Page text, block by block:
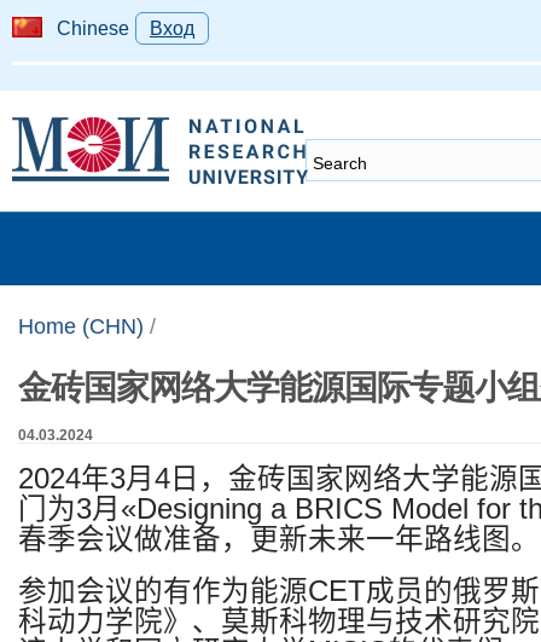
Chinese Вход
Home (CHN) /
金砖国家网络大学能源国际专题小
04.03.2024
2024年3月 4 日 ， 金砖国家网络大学能源
门为3月 «Designing a BRICS Model for
春季会议做准备， 更新未来一年路线图。
参加会议的有作为能源CET成员的俄罗
科动力学院》、莫斯科物理与技术研究